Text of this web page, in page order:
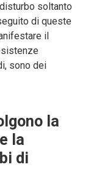
soltanto
di queste
il
sono dei
la
la
di